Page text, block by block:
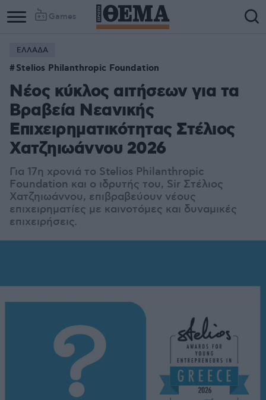
Games
ΕΛΛΑΔΑ
Stelios Philanthropic Foundation
Νέος κύκλος αιτήσεων για τα
Βραβεία Νεανικής
Επιχειρηματικότητας Στέλιος
Χατζηιωάννου 2026
Για 17η χρονιά το Stelios Philanthropic
Foundation και ο ιδρυτής του, Sir Στέλιος
Χατζηιωάννου, επιβραβεύουν νέους
επιχειρηματίες με καινοτόμες και δυναμικές
επιχειρήσεις.